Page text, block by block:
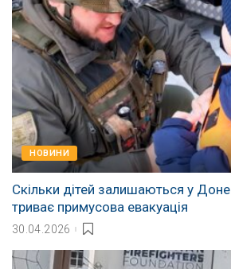
НОВИНИ
Скільки дітей залишаються у
триває примусова евакуація
30.04.2026